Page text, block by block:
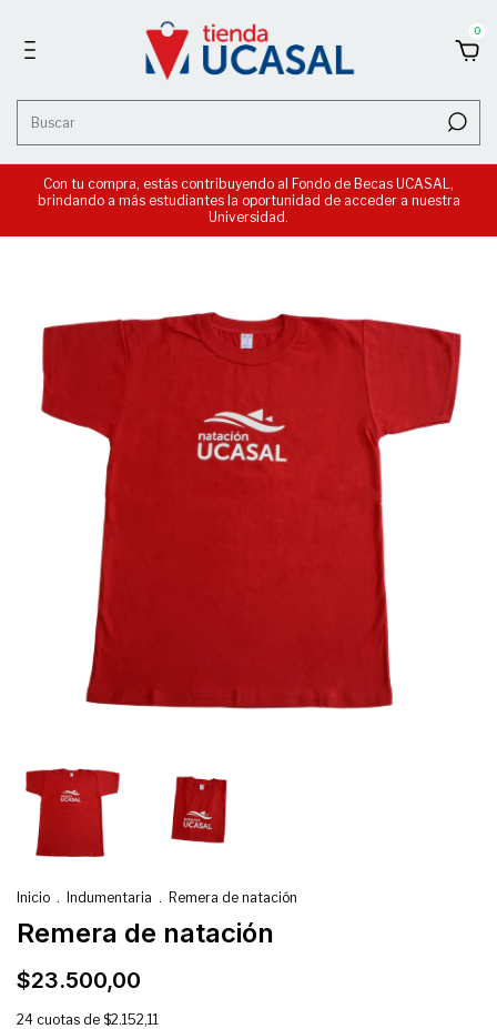
0
Con tu compra, estás contribuyendo al Fondo de Becas UCASAL,
brindando a más estudiantes la oportunidad de acceder a nuestra
Universidad.
Inicio . Indumentaria . Remera de natación
Remera de natación
$23.500,00
24 cuotas de $2.152,11